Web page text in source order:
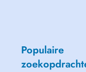
Populaire